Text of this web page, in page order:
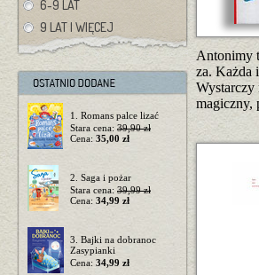
6-9 LAT
9 LAT I WIĘCEJ
1. Romans palce lizać
Stara cena: 39,90 zł
Cena: 35,00 zł
2. Saga i pożar
Stara cena: 39,99 zł
Cena: 34,99 zł
3. Bajki na dobranoc
Zasypianki
Cena: 34,99 zł
Antonimy
za. Każda
Wystarczy
magiczny,